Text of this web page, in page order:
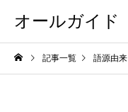
オールガイド
記事一覧 語源由来